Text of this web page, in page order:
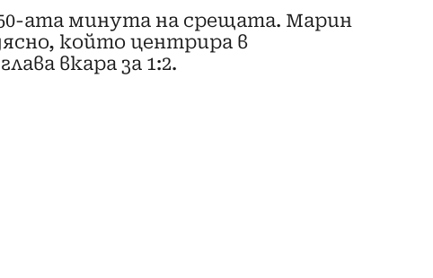
ата минута на срещата. Марин
който центрира в
вкара за 1:2.